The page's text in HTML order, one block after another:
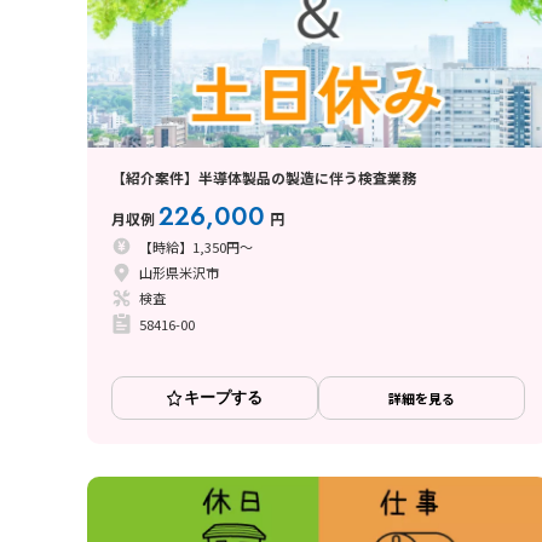
【紹介案件】半導体製品の製造に伴う検査業務
月収例226,000 円
【時給】1,350円～
山形県米沢市
検査
58416-00
キープする 詳細を見る